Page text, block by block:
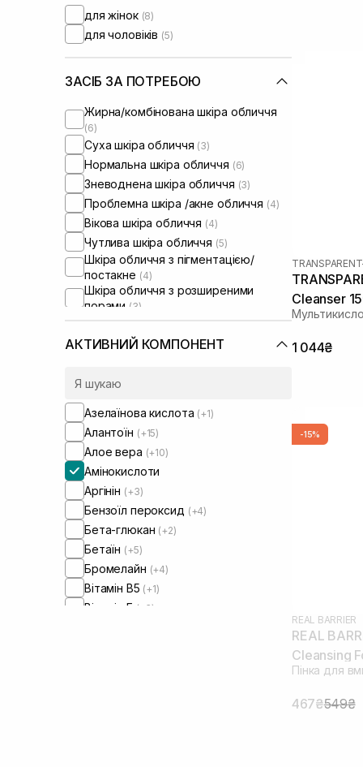
для жінок (8)
для чоловіків (5)
ЗАСІБ ЗА ПОТРЕБОЮ
Жирна/комбінована шкіра обличчя
(6)
Суха шкіра обличчя (3)
Нормальна шкіра обличчя (6)
Зневоднена шкіра обличчя (3)
Проблемна шкіра /акне обличчя (4)
Вікова шкіра обличчя (4)
Чутлива шкіра обличчя (5)
Шкіра обличчя з пігментацією/
постакне (4)
Шкіра обличчя з розширеними
порами (3)
АКТИВНИЙ КОМПОНЕНТ
Азелаїнова кислота (+1)
Алантоїн (+15)
Алое вера (+10)
Амінокислоти
Аргінін (+3)
Бензоїл пероксид (+4)
Бета-глюкан (+2)
Бетаїн (+5)
Бромелайн (+4)
Вітамін B5 (+1)
Вітамін Е (+3)
Cleanser
1 044₴
-15%
REAL BARRIER
REAL
Cleansing
Пінка для
467₴549₴